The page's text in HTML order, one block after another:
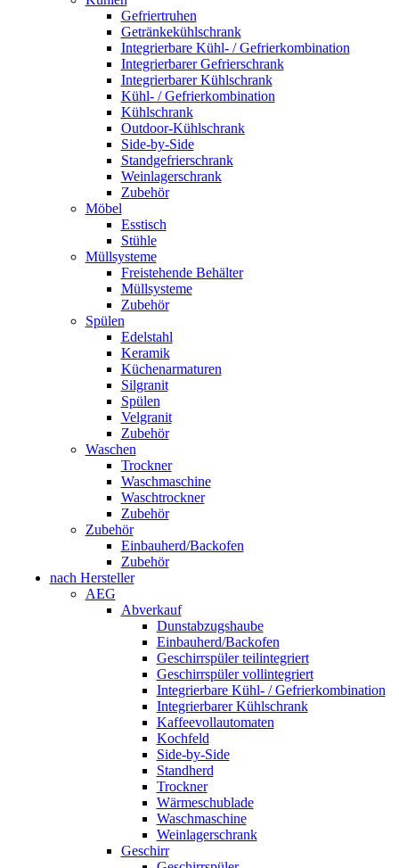
Gefriertruhen
Getränkekühlschrank
Integrierbare Kühl- / Gefrierkombination
Integrierbarer Gefrierschrank
Integrierbarer Kühlschrank
Kühl- / Gefrierkombination
Kühlschrank
Outdoor-Kühlschrank
Side-by-Side
Standgefrierschrank
Weinlagerschrank
Zubehör
Möbel
Esstisch
Stühle
Müllsysteme
Freistehende Behälter
Müllsysteme
Zubehör
Spülen
Edelstahl
Keramik
Küchenarmaturen
Silgranit
Spülen
Velgranit
Zubehör
Waschen
Trockner
Waschmaschine
Waschtrockner
Zubehör
Zubehör
Einbauherd/Backofen
Zubehör
nach Hersteller
AEG
Abverkauf
Dunstabzugshaube
Einbauherd/Backofen
Geschirrspüler teilintegriert
Geschirrspüler vollintegriert
Integrierbare Kühl- / Gefrierkombination
Integrierbarer Kühlschrank
Kaffeevollautomaten
Kochfeld
Side-by-Side
Standherd
Trockner
Wärmeschublade
Waschmaschine
Weinlagerschrank
Geschirr